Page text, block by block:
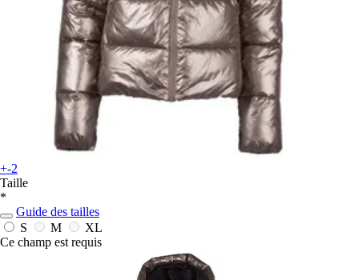
+-2
Taille
*
Guide des tailles
S
M
XL
Ce champ est requis